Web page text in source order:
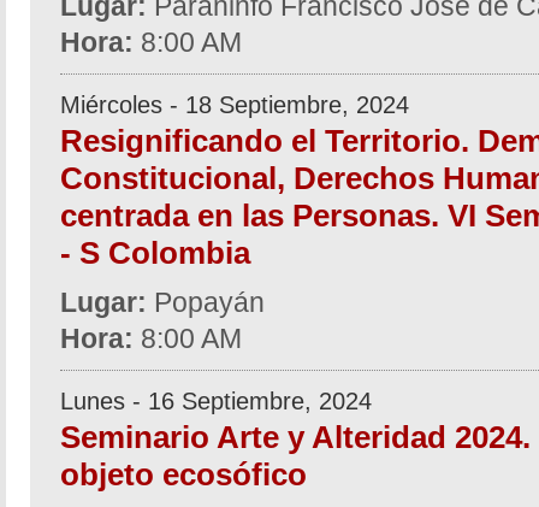
Hora: 8:00 AM
Miércoles - 18 Septiembre, 2024
Resignificando el Territorio.
Constitucional, Derechos
centrada en las Personas. VI
- S Colombia
Lugar: Popayán
Hora: 8:00 AM
Lunes - 16 Septiembre, 2024
Seminario Arte y Alteridad
objeto ecosófico